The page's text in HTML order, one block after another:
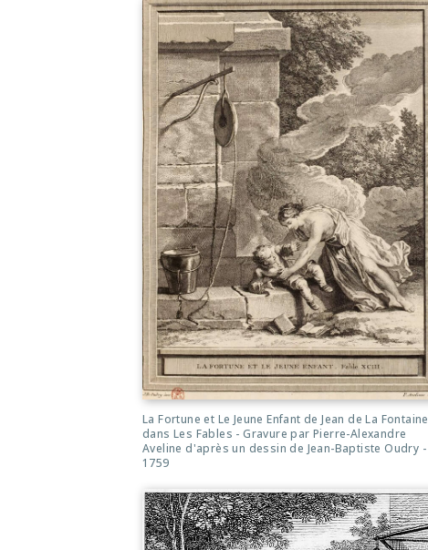
La Fortune et Le Jeune Enfant de Jean de La Fontaine
dans Les Fables - Gravure par Pierre-Alexandre
Aveline d'après un dessin de Jean-Baptiste Oudry -
1759